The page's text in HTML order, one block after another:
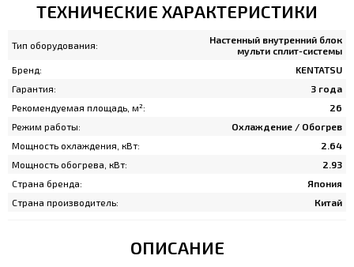
ТЕХНИЧЕСКИЕ ХАРАКТЕРИСТИКИ
Тип оборудования:
Настенный внутренний блок
мульти сплит-системы
Бренд:
KENTATSU
Гарантия:
3 года
Рекомендуемая площадь, м²:
26
Режим работы:
Охлаждение / Обогрев
Мощность охлаждения, кВт:
2.64
Мощность обогрева, кВт:
2.93
Страна бренда:
Япония
Страна производитель:
Китай
ОПИСАНИЕ